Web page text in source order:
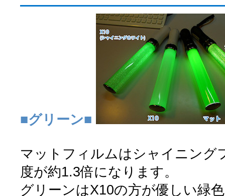
■グリーン■
マットフィルムはシャイニング
度が約1.3倍になります。
グリーンはX10の方が優しい緑